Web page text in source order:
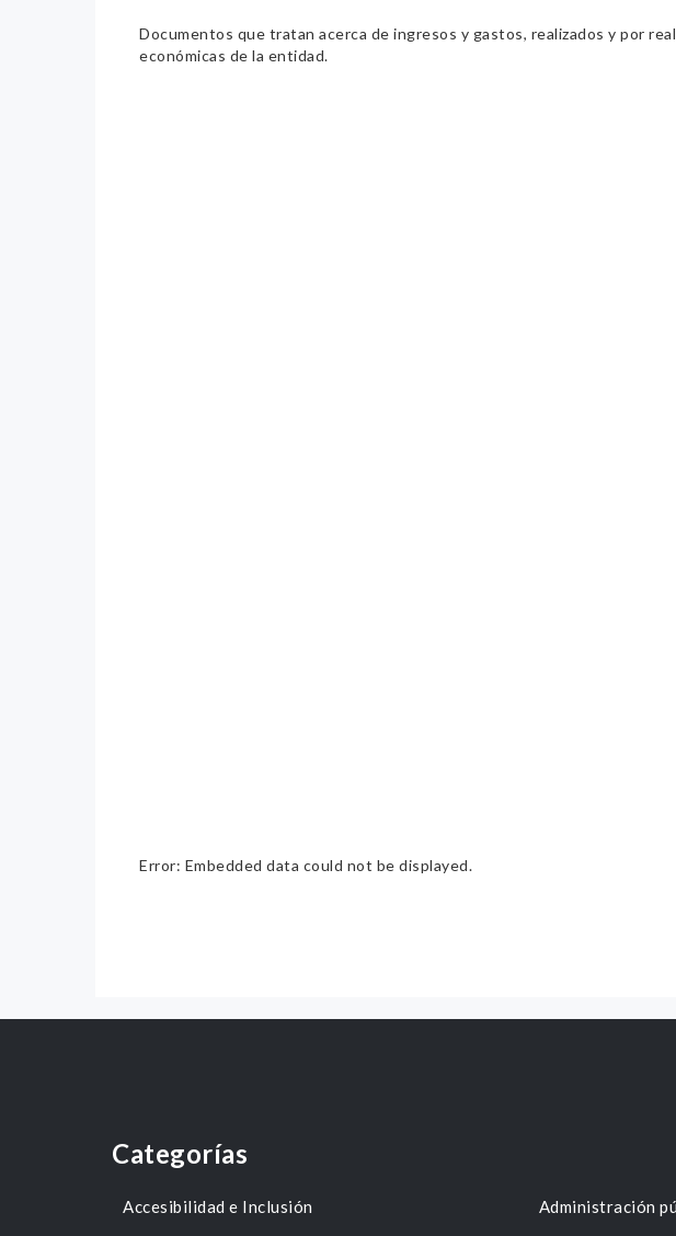
Documentos que tratan acerca de ingresos y gastos, realizados y por
económicas de la entidad.
Error: Embedded data could not be displayed.
Categorías
Accesibilidad e Inclusión Administración